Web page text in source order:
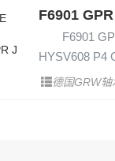
F6901
F6901
HYSV608 P4
德国GRW轴